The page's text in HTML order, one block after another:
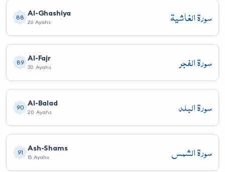
88 Al-Ghashiya
26 Ayahs سورة الغاشية
89 Al-Fajr
30 Ayahs سورة الفجر
90 Al-Balad
20 Ayahs سورة البلد
91 Ash-Shams
15 Ayahs سورة الشمس